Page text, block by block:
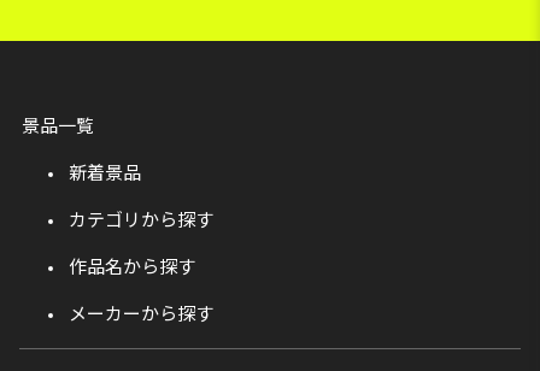
景品一覧
新着景品
カテゴリから探す
作品名から探す
メーカーから探す